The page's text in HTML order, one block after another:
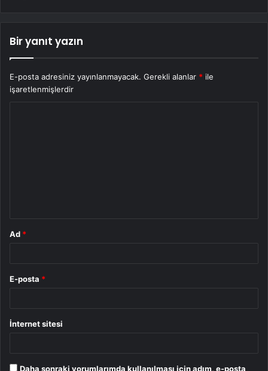
Bir yanıt yazın
E-posta adresiniz yayınlanmayacak. Gerekli alanlar * ile
işaretlenmişlerdir
Ad *
E-posta *
İnternet sitesi
Daha sonraki yorumlarımda kullanılması için adım, e-posta